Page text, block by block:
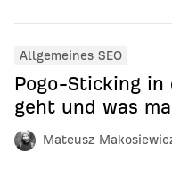
Mateusz
Allgemeines SEO
Pogo-Sticking in
geht und was